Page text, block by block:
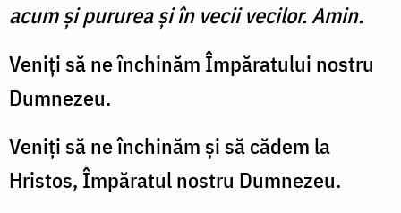
acum şi pururea şi în vecii vecilor. Amin.
Veniți să ne închinăm Împăratului nos­tru
Dumnezeu.
Veniți să ne închi­năm și să cădem la
Hristos, Împăratul nostru Dumnezeu.